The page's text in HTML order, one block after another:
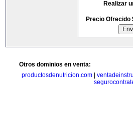
Realizar
Precio Ofrecido
Otros dominios en venta:
productosdenutricion.com|